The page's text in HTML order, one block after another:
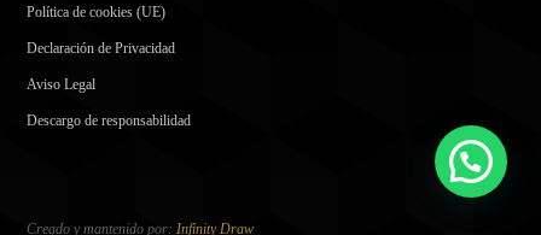
Política de cookies (UE)
Declaración de Privacidad
Aviso Legal
Descargo de responsabilidad
Creado y mantenido por:Infinity Draw